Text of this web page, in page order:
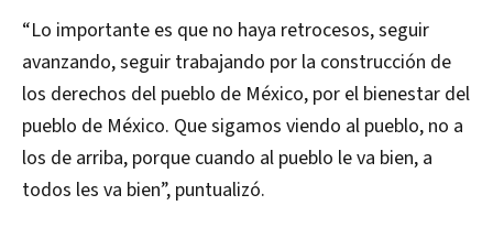
“Lo importante es que no haya retrocesos, seguir
avanzando, seguir trabajando por la construcción de
los derechos del pueblo de México, por el bienestar del
pueblo de México. Que sigamos viendo al pueblo, no a
los de arriba, porque cuando al pueblo le va bien, a
todos les va bien”, puntualizó.